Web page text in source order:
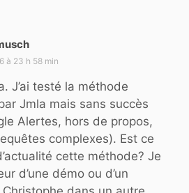
i
:
à 23 h 58 min
J’ai testé la méthode
Jmla mais sans succès
Alertes, hors de propos,
complexes). Est ce
cette méthode? Je
d’une démo ou d’un